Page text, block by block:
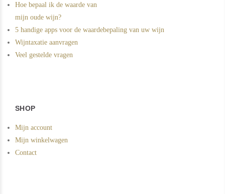
Hoe bepaal ik de waarde van
mijn oude wijn?
5 handige apps voor de waardebepaling van uw wijn
Wijntaxatie aanvragen
Veel gestelde vragen
SHOP
Mijn account
Mijn winkelwagen
Contact